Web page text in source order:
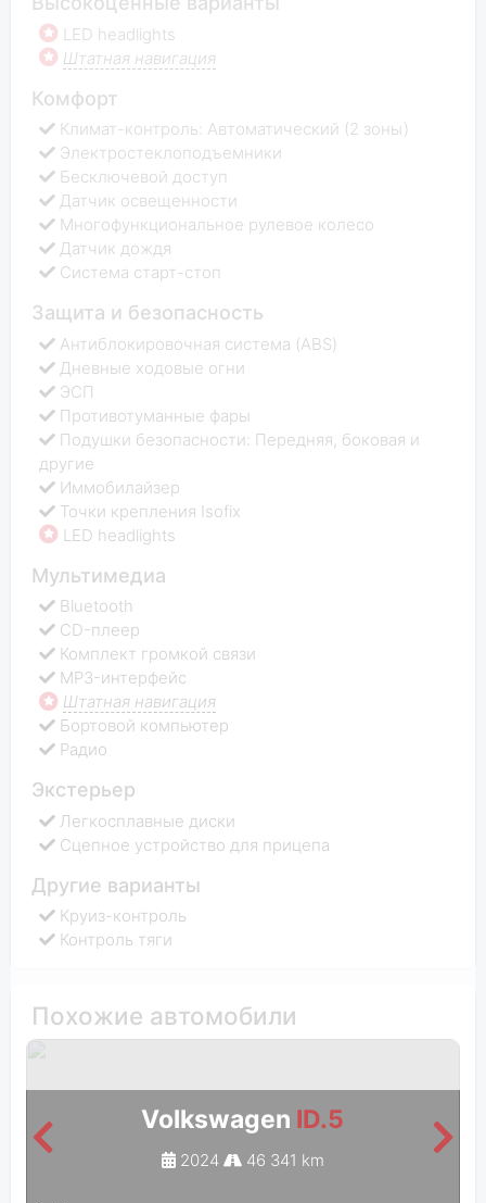
LED headlights
Штатная навигация
Комфорт
Климат-контроль: Автоматический (2 зоны)
Электростеклоподъемники
Бесключевой доступ
Датчик освещенности
Многофункциональное рулевое колесо
Датчик дождя
Система старт-стоп
Защита и безопасность
Антиблокировочная система (ABS)
Дневные ходовые огни
ЭСП
Противотуманные фары
Подушки безопасности: Передняя, боковая и
другие
Иммобилайзер
Точки крепления Isofix
LED headlights
Мультимедиа
Bluetooth
CD-плеер
Комплект громкой связи
MP3-интерфейс
Штатная навигация
Бортовой компьютер
Радио
Экстерьер
Легкосплавные диски
Сцепное устройство для прицепа
Другие варианты
Круиз-контроль
Контроль тяги
Похожие автомобили
Volkswagen ID.5
2024 46 341 km